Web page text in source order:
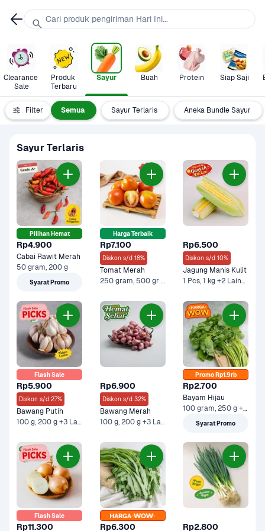
Clearance
Sale
Produk
Terbaru
Sayur Buah Protein Siap Saji
Filter Semua Sayur Terlaris Aneka Bundle Sayur
Sayur Terlaris
Pilihan Hemat
Rp4.900
Cabai Rawit Merah
50 gram, 200 g
Syarat Promo
Harga Terbaik
Rp7.100
Diskon s/d 18%
Tomat Merah
250 gram, 500 gr - Ekonomis +1 Lainnya
Rp6.500
Diskon s/d 10%
Jagung Manis Kulit
1 Pcs, 1 kg +2 Lainnya
Flash Sale
Rp5.900
Diskon s/d 27%
Bawang Putih
100 g, 200 g +3 Lainnya
Rp6.900
Diskon s/d 32%
Bawang Merah
100 g, 200 g +3 Lainnya
Promo Rp1.9rb
Rp2.700
Bayam Hijau
100 gram, 250 g +1 Lainnya
Syarat Promo
Flash Sale
Rp11.300 Rp6.300 Rp2.800
Cari produk pengiriman Hari Ini...